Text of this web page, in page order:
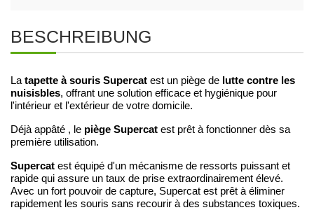
BESCHREIBUNG
La tapette à souris Supercat est un piège de lutte contre les
nuisisbles, offrant une solution efficace et hygiénique pour
l'intérieur et l'extérieur de votre domicile.
Déjà appâté , le piège Supercat est prêt à fonctionner dès sa
première utilisation.
Supercat est équipé d'un mécanisme de ressorts puissant et
rapide qui assure un taux de prise extraordinairement élevé.
Avec un fort pouvoir de capture, Supercat est prêt à éliminer
rapidement les souris sans recourir à des substances toxiques.